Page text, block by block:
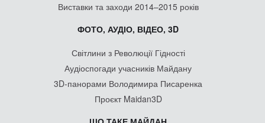
Виставки та заходи 2014–2015 років
ФОТО, АУДІО, ВІДЕО, 3D
Світлини з Революції Гідності
Аудіоспогади учасників Майдану
3D-панорами Володимира Писаренка
Проєкт Maidan3D